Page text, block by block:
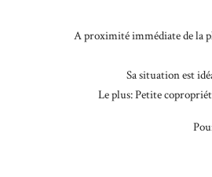
A proximité immédiate de la
Sa situation est
Le plus: Petite